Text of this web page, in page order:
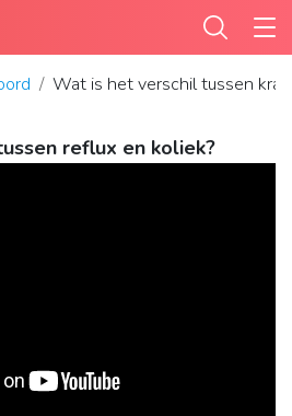
Wat is het verschil tussen
reflux en koliek?